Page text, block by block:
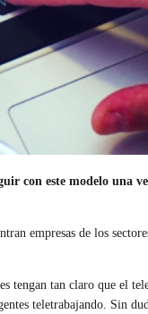
con este modelo una
empresas de los
tengan tan claro que el
teletrabajando. Sin